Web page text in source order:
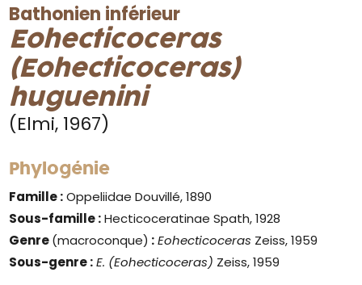
Bathonien inférieur
Eohecticoceras
(Eohecticoceras)
huguenini
(Elmi, 1967)
Phylogénie
Famille :Oppeliidae Douvillé, 1890
Sous-famille :Hecticoceratinae Spath, 1928
Genre(macroconque) : Eohecticoceras Zeiss, 1959
Sous-genre : E. (Eohecticoceras) Zeiss, 1959